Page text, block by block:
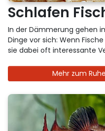
Schlafen
In der Dämmerung gehen
Dinge vor sich: Wenn
sie dabei oft interessante
Mehr zum